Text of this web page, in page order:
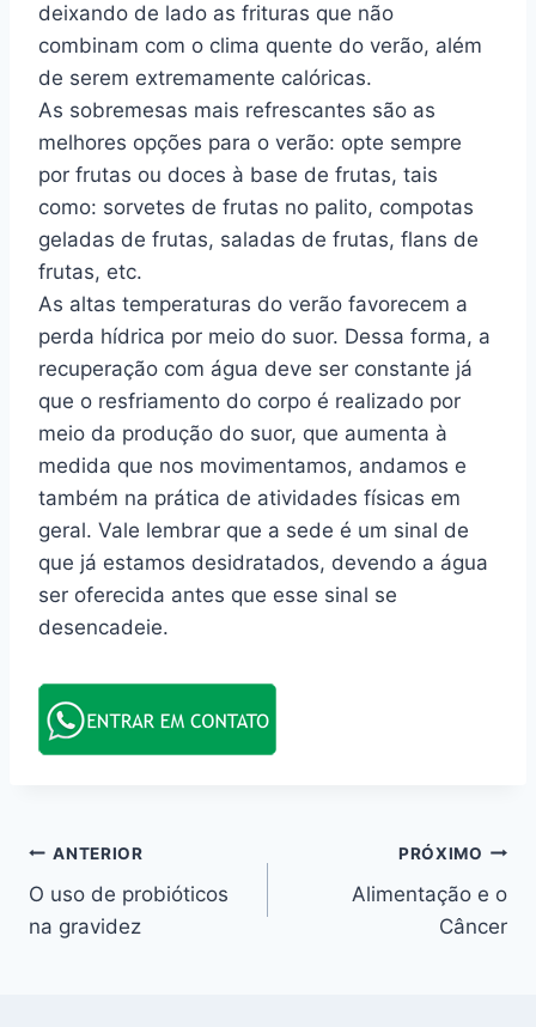
deixando de lado as frituras que não
combinam com o clima quente do verão, além
de serem extremamente calóricas.
As sobremesas mais refrescantes são as
melhores opções para o verão: opte sempre
por frutas ou doces à base de frutas, tais
como: sorvetes de frutas no palito, compotas
geladas de frutas, saladas de frutas, flans de
frutas, etc.
As altas temperaturas do verão favorecem a
perda hídrica por meio do suor. Dessa forma, a
recuperação com água deve ser constante já
que o resfriamento do corpo é realizado por
meio da produção do suor, que aumenta à
medida que nos movimentamos, andamos e
também na prática de atividades físicas em
geral. Vale lembrar que a sede é um sinal de
que já estamos desidratados, devendo a água
ser oferecida antes que esse sinal se
desencadeie.
Navegação
de
ANTERIOR
O uso de probióticos
na gravidez
PRÓXIMO
Alimentação e o
Câncer